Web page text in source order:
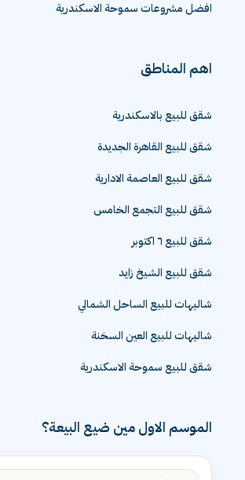
افضل مشروعات سموحة الاسكندرية
اهم المناطق
شقق للبيع بالاسكندرية
شقق للبيع القاهرة الجديدة
شقق للبيع العاصمة الادارية
شقق للبيع التجمع الخامس
شقق للبيع ٦ اكتوبر
شقق للبيع الشيخ زايد
شاليهات للبيع الساحل الشمالي
شاليهات للبيع العين السخنة
شقق للبيع سموحة الاسكندرية
الموسم الاول مين ضيع البيعة؟